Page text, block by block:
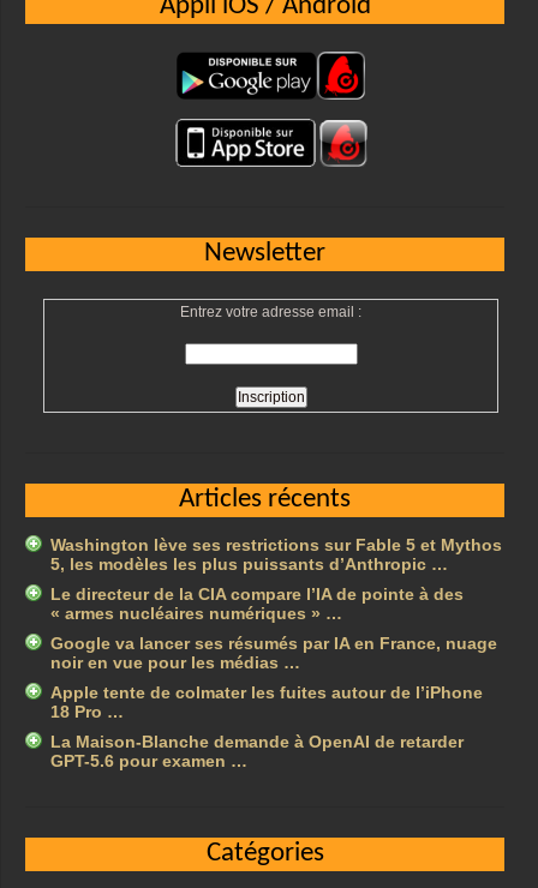
Appli iOS / Android
Newsletter
Entrez votre adresse email :
Articles récents
Washington lève ses restrictions sur Fable 5 et Mythos
5, les modèles les plus puissants d’Anthropic …
Le directeur de la CIA compare l’IA de pointe à des
« armes nucléaires numériques » …
Google va lancer ses résumés par IA en France, nuage
noir en vue pour les médias …
Apple tente de colmater les fuites autour de l’iPhone
18 Pro …
La Maison-Blanche demande à OpenAI de retarder
GPT-5.6 pour examen …
Catégories